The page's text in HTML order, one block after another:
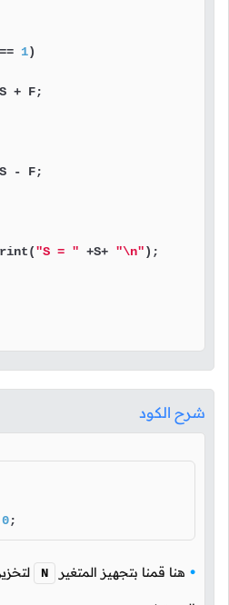
== 1)
+ F;
- F;
"S = " +S+ "\n");
شرح الكود
0;
هنا قمنا بتجهيز المتغير N